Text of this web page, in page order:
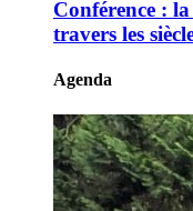
Conférence : la
travers les
Agenda